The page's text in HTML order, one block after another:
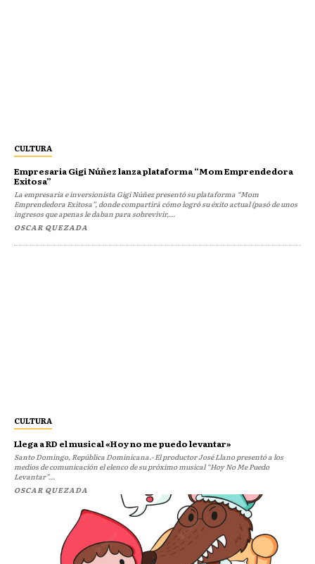
CULTURA
Empresaria Gigi Núñez lanza plataforma “Mom Emprendedora
Exitosa”
La empresaria e inversionista Gigi Núñez presentó su plataforma “Mom
Emprendedora Exitosa”, donde compartirá cómo logró su éxito actual (pasó de unos
ingresos que apenas le daban para sobrevivir,...
OSCAR QUEZADA
CULTURA
Llega a RD el musical «Hoy no me puedo levantar»
Santo Domingo, República Dominicana.- El productor José Llano presentó a los
medios de comunicación el elenco de su próximo musical “Hoy No Me Puedo
Levantar”...
OSCAR QUEZADA